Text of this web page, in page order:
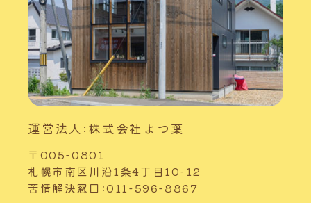
運営法人:株式会社よつ葉
〒005-0801
札幌市南区川沿1条4丁目10-12
苦情解決窓口:011-596-8867